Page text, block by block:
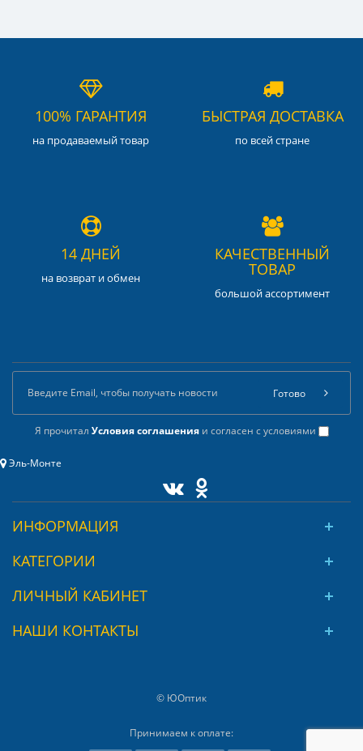
100% ГАРАНТИЯ
на продаваемый товар
БЫСТРАЯ ДОСТАВКА
по всей стране
14 ДНЕЙ
на возврат и обмен
КАЧЕСТВЕННЫЙ
ТОВАР
большой ассортимент
Я прочитал Условия соглашенияи согласен с условиями
Готово
Эль-Монте
ИНФОРМАЦИЯ
КАТЕГОРИИ
ЛИЧНЫЙ КАБИНЕТ
НАШИ КОНТАКТЫ
© ЮОптик
Принимаем к оплате: